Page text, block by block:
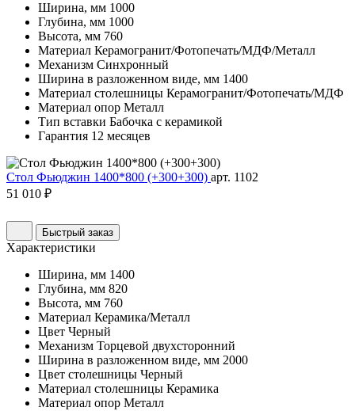
Ширина, мм 1000
Глубина, мм 1000
Высота, мм 760
Материал Керамогранит/Фотопечать/МДФ/Металл
Механизм Синхронный
Ширина в разложенном виде, мм 1400
Материал столешницы Керамогранит/Фотопечать/МДФ
Материал опор Металл
Тип вставки Бабочка с керамикой
Гарантия 12 месяцев
Стол Фьюджин 1400*800 (+300+300) арт. 1102
51 010 ₽
Быстрый заказ
Характеристики
Ширина, мм 1400
Глубина, мм 820
Высота, мм 760
Материал Керамика/Металл
Цвет Черный
Механизм Торцевой двухсторонний
Ширина в разложенном виде, мм 2000
Цвет столешницы Черный
Материал столешницы Керамика
Материал опор Металл